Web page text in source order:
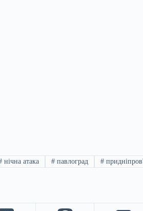
нічна атака # павлоград #